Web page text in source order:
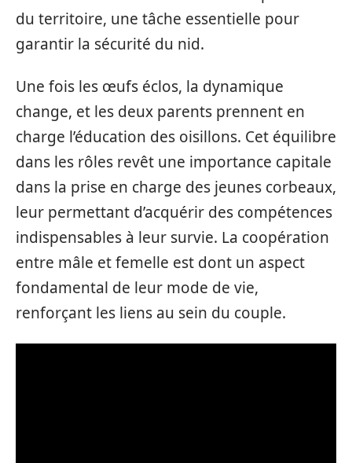
du territoire, une tâche essentielle pour
garantir la sécurité du nid.
Une fois les œufs éclos, la dynamique
change, et les deux parents prennent en
charge l’éducation des oisillons. Cet équilibre
dans les rôles revêt une importance capitale
dans la prise en charge des jeunes corbeaux,
leur permettant d’acquérir des compétences
indispensables à leur survie. La coopération
entre mâle et femelle est dont un aspect
fondamental de leur mode de vie,
renforçant les liens au sein du couple.